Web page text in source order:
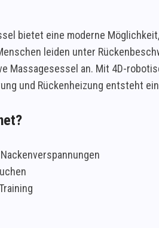
bietet eine moderne
leiden unter
Massagesessel an. Mit 4D-
und Rückenheizung entsteht